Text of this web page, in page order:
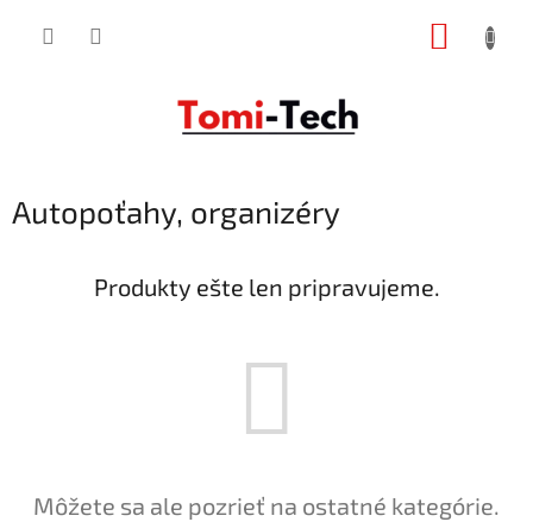
Autopoťahy, organizéry
Produkty ešte len pripravujeme.
Môžete sa ale pozrieť na ostatné kategórie.